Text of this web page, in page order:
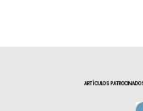
ARTÍCULOS